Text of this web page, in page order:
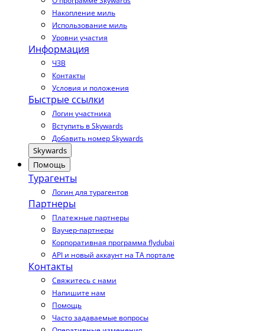
Накопление миль
Использование миль
Уровни участия
Информация
ЧЗВ
Контакты
Условия и положения
Быстрые ссылки
Логин участника
Вступить в Skywards
Добавить номер Skywards
Skywards
Помощь
Турагенты
Логин для турагентов
Партнеры
Платежные партнеры
Ваучер-партнеры
Корпоративная программа flydubai
API и новый аккаунт на TA портале
Контакты
Свяжитесь с нами
Напишите нам
Помощь
Часто задаваемые вопросы